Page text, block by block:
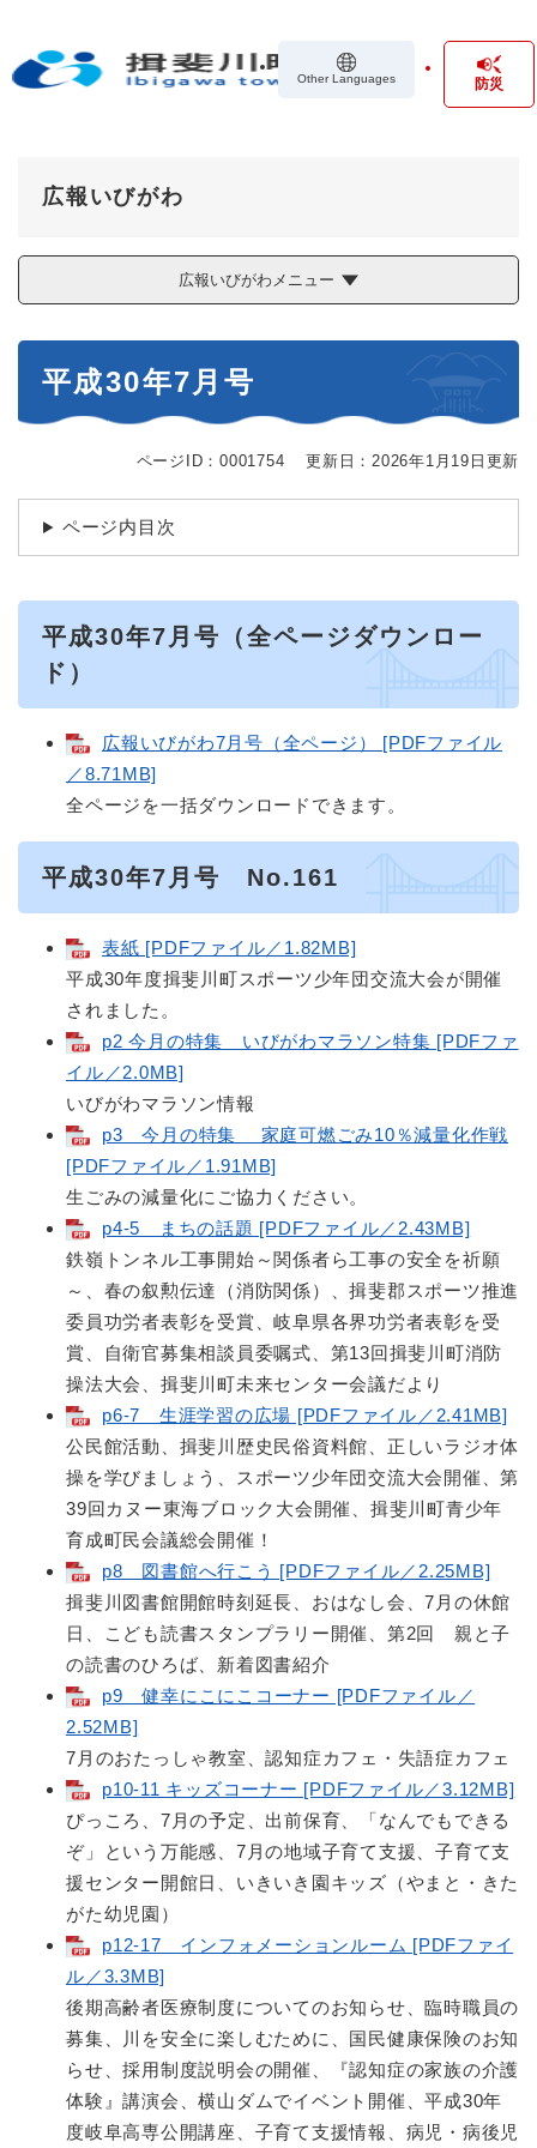
の
Other Languages 防災
広報いびがわ
広報いびがわメニュー
平成30年7月号
ページID：0001754 更新日：2026年1月19日更新
ページ内目次
平成30年7月号（全ページダウンロー
ド）
広報いびがわ7月号（全ページ） [PDFファイル
／8.71MB]
全ページを一括ダウンロードできます。
平成30年7月号 No.161
表紙 [PDFファイル／1.82MB]
平成30年度揖斐川町スポーツ少年団交流大会が開催
されました。
p2 今月の特集 いびがわマラソン特集 [PDFファ
イル／2.0MB]
いびがわマラソン情報
p3 今月の特集 家庭可燃ごみ10％減量化作戦
[PDFファイル／1.91MB]
生ごみの減量化にご協力ください。
p4-5 まちの話題 [PDFファイル／2.43MB]
鉄嶺トンネル工事開始～関係者ら工事の安全を祈願
～、春の叙勲伝達（消防関係）、揖斐郡スポーツ推進
委員功労者表彰を受賞、岐阜県各界功労者表彰を受
賞、自衛官募集相談員委嘱式、第13回揖斐川町消防
操法大会、揖斐川町未来センター会議だより
p6-7 生涯学習の広場 [PDFファイル／2.41MB]
公民館活動、揖斐川歴史民俗資料館、正しいラジオ体
操を学びましょう、スポーツ少年団交流大会開催、第
39回カヌー東海ブロック大会開催、揖斐川町青少年
育成町民会議総会開催！
p8 図書館へ行こう [PDFファイル／2.25MB]
揖斐川図書館開館時刻延長、おはなし会、7月の休館
日、こども読書スタンプラリー開催、第2回 親と子
の読書のひろば、新着図書紹介
p9 健幸にこにこコーナー [PDFファイル／
2.52MB]
7月のおたっしゃ教室、認知症カフェ・失語症カフェ
p10-11 キッズコーナー [PDFファイル／3.12MB]
ぴっころ、7月の予定、出前保育、「なんでもできる
ぞ」という万能感、7月の地域子育て支援、子育て支
援センター開館日、いきいき園キッズ（やまと・きた
がた幼児園）
p12-17 インフォメーションルーム [PDFファイ
ル／3.3MB]
後期高齢者医療制度についてのお知らせ、臨時職員の
募集、川を安全に楽しむために、国民健康保険のお知
らせ、採用制度説明会の開催、『認知症の家族の介護
体験』講演会、横山ダムでイベント開催、平成30年
度岐阜高専公開講座、子育て支援情報、病児・病後児